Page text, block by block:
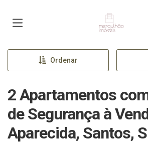
Página inicial
Ordenar
2 Apartamentos
de Segurança à
Aparecida, Santos,